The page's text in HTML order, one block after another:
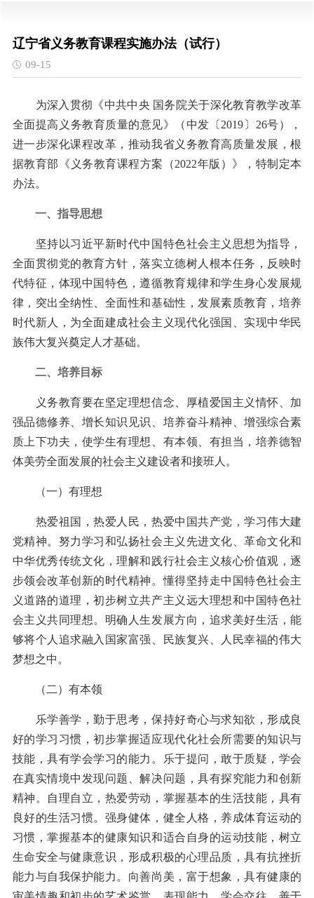
辽宁省义务教育课程实施办法（试行）
09-15
为深入贯彻《中共中央 国务院关于深化教育教学改革
全面提高义务教育质量的意见》（中发〔2019〕26号），
进一步深化课程改革，推动我省义务教育高质量发展，根
据教育部《义务教育课程方案（2022年版）》，特制定本
办法。
一、指导思想
坚持以习近平新时代中国特色社会主义思想为指导，
全面贯彻党的教育方针，落实立德树人根本任务，反映时
代特征，体现中国特色，遵循教育规律和学生身心发展规
律，突出全纳性、全面性和基础性，发展素质教育，培养
时代新人，为全面建成社会主义现代化强国、实现中华民
族伟大复兴奠定人才基础。
二、培养目标
义务教育要在坚定理想信念、厚植爱国主义情怀、加
强品德修养、增长知识见识、培养奋斗精神、增强综合素
质上下功夫，使学生有理想、有本领、有担当，培养德智
体美劳全面发展的社会主义建设者和接班人。
（一）有理想
热爱祖国，热爱人民，热爱中国共产党，学习伟大建
党精神。努力学习和弘扬社会主义先进文化、革命文化和
中华优秀传统文化，理解和践行社会主义核心价值观，逐
步领会改革创新的时代精神。懂得坚持走中国特色社会主
义道路的道理，初步树立共产主义远大理想和中国特色社
会主义共同理想。明确人生发展方向，追求美好生活，能
够将个人追求融入国家富强、民族复兴、人民幸福的伟大
梦想之中。
（二）有本领
乐学善学，勤于思考，保持好奇心与求知欲，形成良
好的学习习惯，初步掌握适应现代化社会所需要的知识与
技能，具有学会学习的能力。乐于提问，敢于质疑，学会
在真实情境中发现问题、解决问题，具有探究能力和创新
精神。自理自立，热爱劳动，掌握基本的生活技能，具有
良好的生活习惯。强身健体，健全人格，养成体育运动的
习惯，掌握基本的健康知识和适合自身的运动技能，树立
生命安全与健康意识，形成积极的心理品质，具有抗挫折
能力与自我保护能力。向善尚美，富于想象，具有健康的